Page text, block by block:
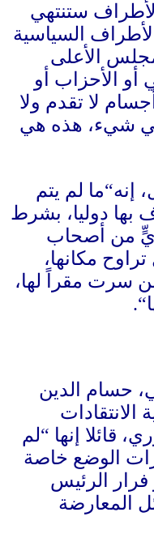
ستنتهي
الأطراف السياسية
الأعلى
أو الأحزاب أو
لا تقدم ولا
في شيء، هذه هي
إنه“ما لم يتم
بها دوليا، بشرط
من أصحاب
مكانها،
سرت مقراً لها،
“.
حسام الدين
الانتقادات
قائلا إنها “لم
الوضع خاصة
الرئيس
المعارضة